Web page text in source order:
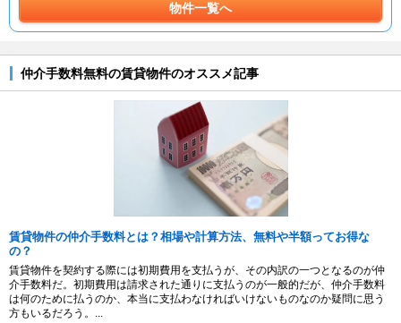
物件一覧へ
仲介手数料無料の賃貸物件のオススメ記事
賃貸物件の仲介手数料とは？相場や計算方法、無料や半額ってお得な
の？
賃貸物件を契約する際には初期費用を支払うが、その内訳の一つとなるのが仲
介手数料だ。初期費用は請求された通りに支払うのが一般的だが、仲介手数料
は何のために払うのか、本当に支払わなければいけないものなのか疑問に思う
方もいるだろう。...